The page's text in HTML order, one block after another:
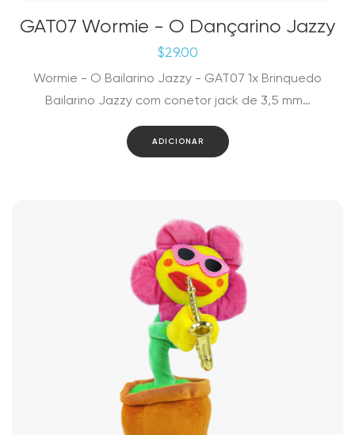
GAT07 Wormie - O Dançarino Jazzy
$29.00
Wormie - O Bailarino Jazzy - GAT07 1x Brinquedo
Bailarino Jazzy com conetor jack de 3,5 mm…
ADICIONAR